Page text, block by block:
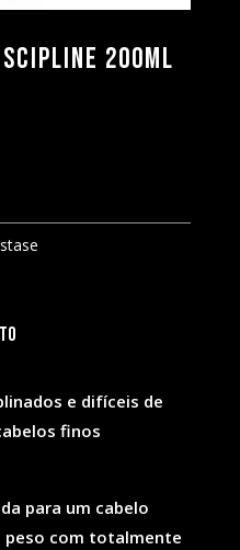
200ml
e difíceis de
finos
para um cabelo
peso com totalmente